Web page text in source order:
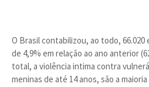
O Brasil contabilizou, ao todo, 66.020
de 4,9% em relação ao ano anterior
total, a violência intima contra
meninas de até 14 anos, são a maioria